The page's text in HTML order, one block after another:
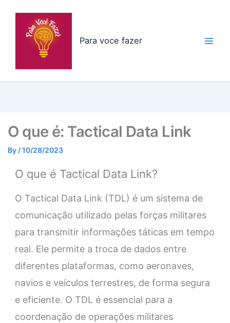
Para voce fazer
O que é: Tactical Data Link
By /10/28/2023
O que é Tactical Data Link?
O Tactical Data Link (TDL) é um sistema de
comunicação utilizado pelas forças militares
para transmitir informações táticas em tempo
real. Ele permite a troca de dados entre
diferentes plataformas, como aeronaves,
navios e veículos terrestres, de forma segura
e eficiente. O TDL é essencial para a
coordenação de operações militares